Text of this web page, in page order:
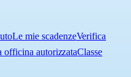
Le mie scadenzeVerifica
officina autorizzataClasse